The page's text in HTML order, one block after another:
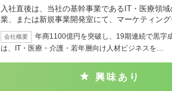
入社直後は、当社の基幹事業であるIT・医療領
業、または新規事業開発室にて、マーケティング
会社概要
年商1100億円を突破し、19期連続で黒字
は、IT・医療・介護・若年層向け人材ビジネスを…
興味あり